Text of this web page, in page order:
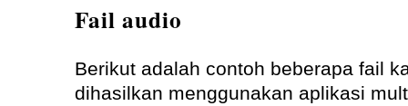
Fail audio
Berikut adalah contoh beberapa fail
dihasilkan menggunakan aplikasi